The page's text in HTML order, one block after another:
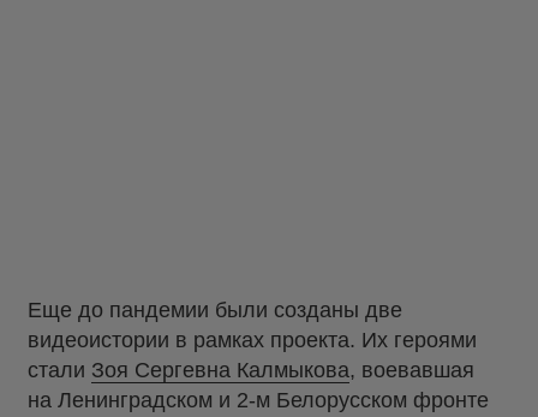
Еще до пандемии были созданы две
видеоистории в рамках проекта. Их героями
стали Зоя Сергевна Калмыкова, воевавшая
на Ленинградском и 2-м Белорусском фронте